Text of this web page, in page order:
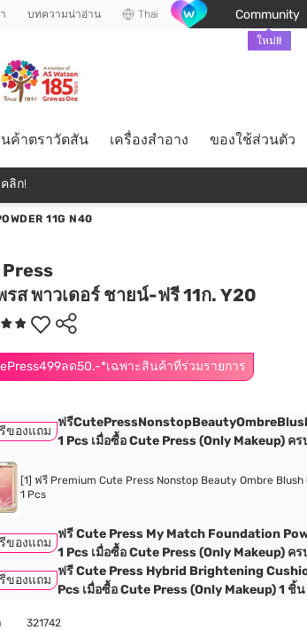
บทความน่าอ่าน Thai Community
ใหม่!!
ค้าตราวัตสัน เครื่องสำอาง ของใช้ส่วนตัว
ลิก!
11G N40
รส พาวเดอร์ ชายน์-ฟรี 11ก. Y20
ลด50.-*เฉพาะสินค้าที่ร่วมรายการ
ของแถม
ฟรี
1 Pcs เมื่อซื้อ Cute Press (Only Makeup) ค
[1] ฟรี Premium Cute Press Nonstop Beauty Ombre Blush
1 Pcs
ของแถม
ฟรี Cute Press My Match Foundation
1 Pcs เมื่อซื้อ Cute Press (Only Makeup) ค
ของแถม
ฟรี Cute Press Hybrid Brightening
Pcs เมื่อซื้อ Cute Press (Only Makeup) 1 ชิ้น
321742